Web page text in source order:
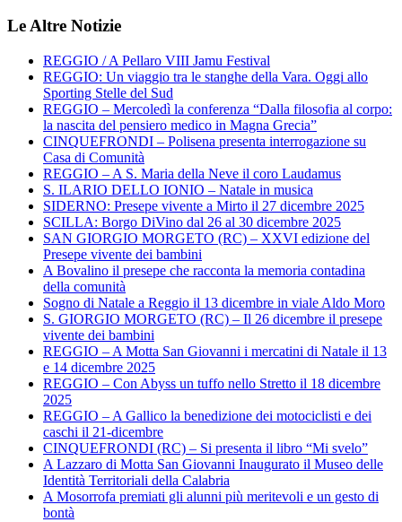
Le Altre Notizie
REGGIO / A Pellaro VIII Jamu Festival
REGGIO: Un viaggio tra le stanghe della Vara. Oggi allo
Sporting Stelle del Sud
REGGIO – Mercoledì la conferenza “Dalla filosofia al corpo:
la nascita del pensiero medico in Magna Grecia”
CINQUEFRONDI – Polisena presenta interrogazione su
Casa di Comunità
REGGIO – A S. Maria della Neve il coro Laudamus
S. ILARIO DELLO IONIO – Natale in musica
SIDERNO: Presepe vivente a Mirto il 27 dicembre 2025
SCILLA: Borgo DiVino dal 26 al 30 dicembre 2025
SAN GIORGIO MORGETO (RC) – XXVI edizione del
Presepe vivente dei bambini
A Bovalino il presepe che racconta la memoria contadina
della comunità
Sogno di Natale a Reggio il 13 dicembre in viale Aldo Moro
S. GIORGIO MORGETO (RC) – Il 26 dicembre il presepe
vivente dei bambini
REGGIO – A Motta San Giovanni i mercatini di Natale il 13
e 14 dicembre 2025
REGGIO – Con Abyss un tuffo nello Stretto il 18 dicembre
2025
REGGIO – A Gallico la benedizione dei motociclisti e dei
caschi il 21-dicembre
CINQUEFRONDI (RC) – Si presenta il libro “Mi svelo”
A Lazzaro di Motta San Giovanni Inaugurato il Museo delle
Identità Territoriali della Calabria
A Mosorrofa premiati gli alunni più meritevoli e un gesto di
bontà